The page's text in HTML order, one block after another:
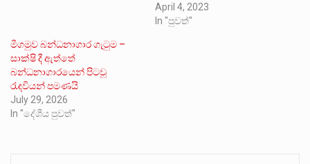
April 4, 2023
In "පුවත්"
මීගමුව බන්ධනාගාර ගැටුම –
සාක්ෂි දී ඇත්තේ
බන්ධනාගාරයෙන් පිටවූ
රැඳවියන් පමණයි
July 29, 2026
In "දේශීය පුවත්"